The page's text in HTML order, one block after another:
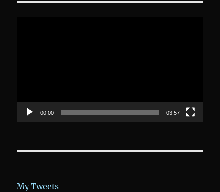
00:00 03:57
My Tweets